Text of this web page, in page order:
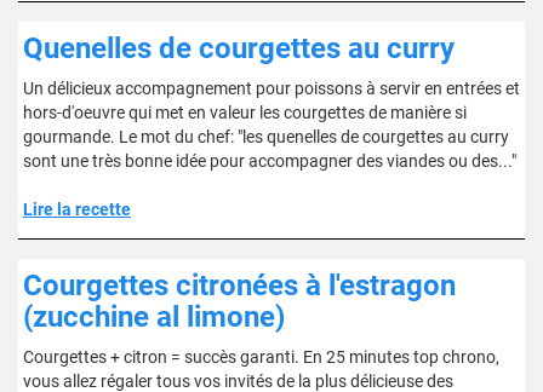
Quenelles de courgettes au curry
Un délicieux accompagnement pour poissons à servir en entrées et
hors-d'oeuvre qui met en valeur les courgettes de manière si
gourmande. Le mot du chef: "les quenelles de courgettes au curry
sont une très bonne idée pour accompagner des viandes ou des..."
Lire la recette
Courgettes citronées à l'estragon
(zucchine al limone)
Courgettes + citron = succès garanti. En 25 minutes top chrono,
vous allez régaler tous vos invités de la plus délicieuse des